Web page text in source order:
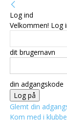
Log ind
Velkommen! Log
dit brugernavn
din adgangskode
Glemt din
Kom med i